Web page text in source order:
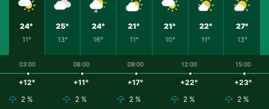
24°
11°
25°
13°
24°
16°
21°
11°
21°
10°
22°
11°
27°
13°
03:00
+12°
2 %
06:00
+11°
2 %
09:00
+17°
2 %
12:00
+22°
2 %
15:00
+23°
2 %